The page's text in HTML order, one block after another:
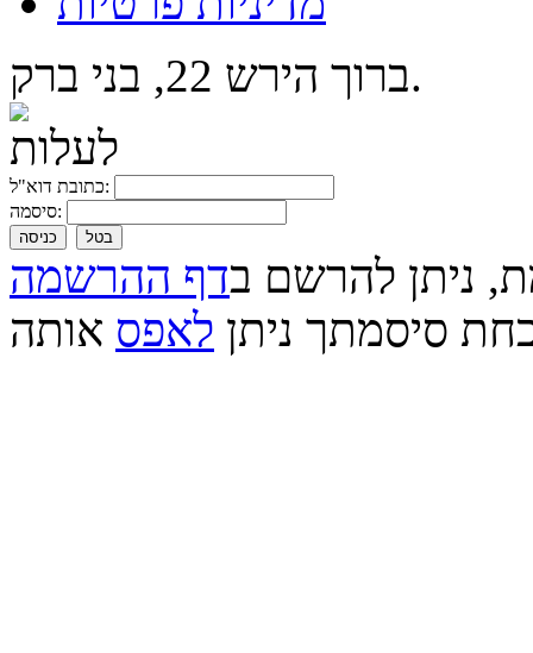
ברוך הירש 22, בני ברק.
כתובת דוא"ל:
סיסמה:
כניסה בטל
ניתן להרשם בדף ההרשמה
סיסמתך ניתן לאפס אותה